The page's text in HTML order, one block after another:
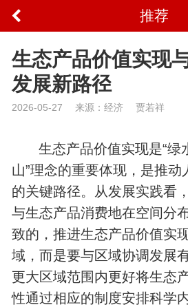
推荐
生态产品价值实现
发展新路径
2026-05-27 来源：经济 贾若祥
生态产品价值实现是“绿
山”理念的重要体现，是推动
的关键路径。从发展实践看
与生态产品消费地在空间分
致的，推进生态产品价值实
域，而是要与区域协调发展
更大区域范围内更好将生态
性通过相应的制度安排科学